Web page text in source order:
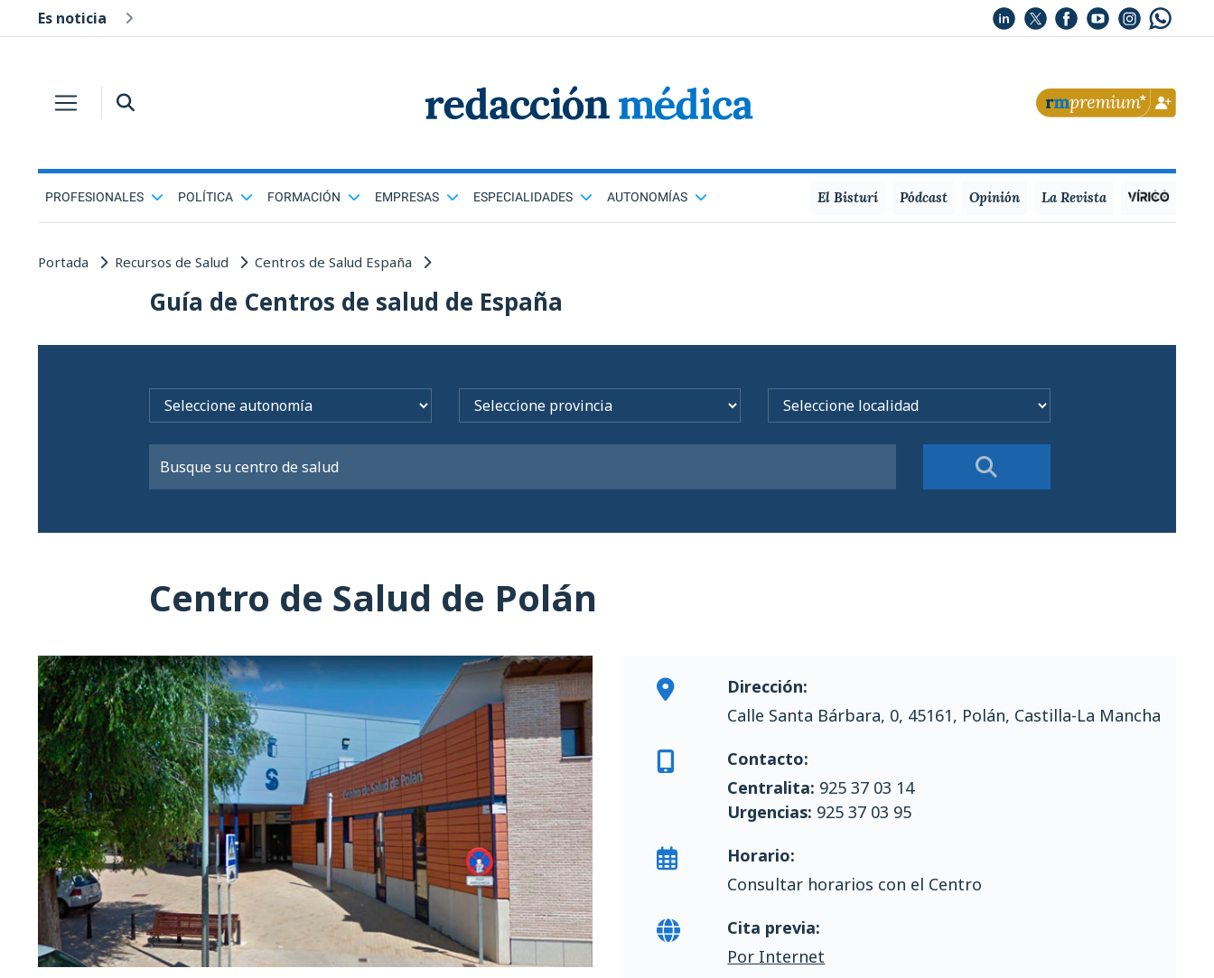
Es noticia
PROFESIONALES POLÍTICA FORMACIÓN EMPRESAS ESPECIALIDADES AUTONOMÍAS El Bisturí Pódcast Opinión La Revista
Portada Recursos de Salud Centros de Salud España
Guía de Centros de salud de España
Centro de Salud de Polán
Dirección:
Calle Santa Bárbara, 0, 45161, Polán, Castilla-La Mancha
Contacto:
Centralita: 925 37 03 14
Urgencias: 925 37 03 95
Horario:
Consultar horarios con el Centro
Cita previa:
Por Internet